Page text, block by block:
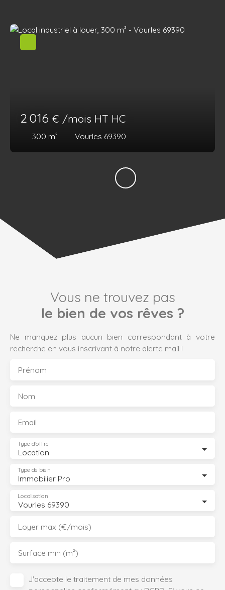
2 016 € /mois HT HC
300 m² Vourles 69390
Vous ne trouvez pas
le bien de vos rêves ?
Ne manquez plus aucun bien correspondant à votre
recherche en vous inscrivant à notre alerte mail !
Prénom
Nom
Email
Location
Type d'offre
Immobilier Pro
Type de bien
Vourles 69390
Localisation
Loyer max (€/mois)
Surface min (m²)
J'accepte le traitement de mes données